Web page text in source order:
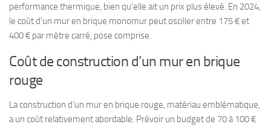
performance thermique, bien qu’elle ait un prix plus élevé. En 2024,
le coût d’un mur en brique monomur peut osciller entre 175 € et
400 € par mètre carré, pose comprise.
Coût de construction d’un mur en brique
rouge
La construction d’un mur en brique rouge, matériau emblématique,
a un coût relativement abordable. Prévoir un budget de 70 à 100 €